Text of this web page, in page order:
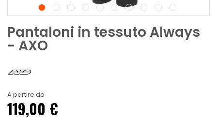
Pantaloni in tessuto Always
- AXO
A partire da
119,00 €